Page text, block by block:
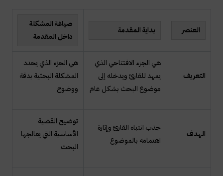
العنصر بداية المقدمة
صياغة المشكلة
داخل المقدمة
التعريف
هي الجزء الافتتاحي الذي
يمهد للقارئ ويدخله إلى
موضوع البحث بشكل عام
هي الجزء الذي يحدد
المشكلة البحثية بدقة
ووضوح
الهدف
جذب انتباه القارئ وإثارة
اهتمامه بالموضوع
توضيح القضية
الأساسية التي يعالجها
البحث